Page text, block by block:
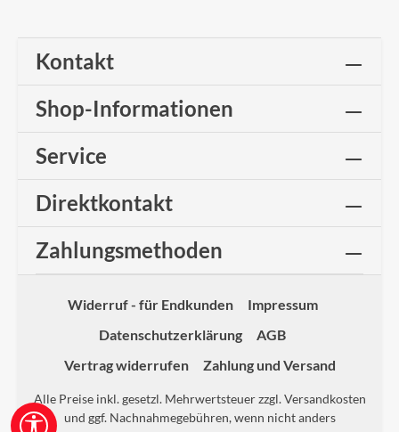
Kontakt
Shop-Informationen
Service
Direktkontakt
Zahlungsmethoden
Widerruf - für Endkunden
Impressum
Datenschutzerklärung
AGB
Vertrag widerrufen
Zahlung und Versand
Alle Preise inkl. gesetzl. Mehrwertsteuer zzgl.Versandkosten
und ggf. Nachnahmegebühren, wenn nicht anders
Werkzeugleiste anzeigen